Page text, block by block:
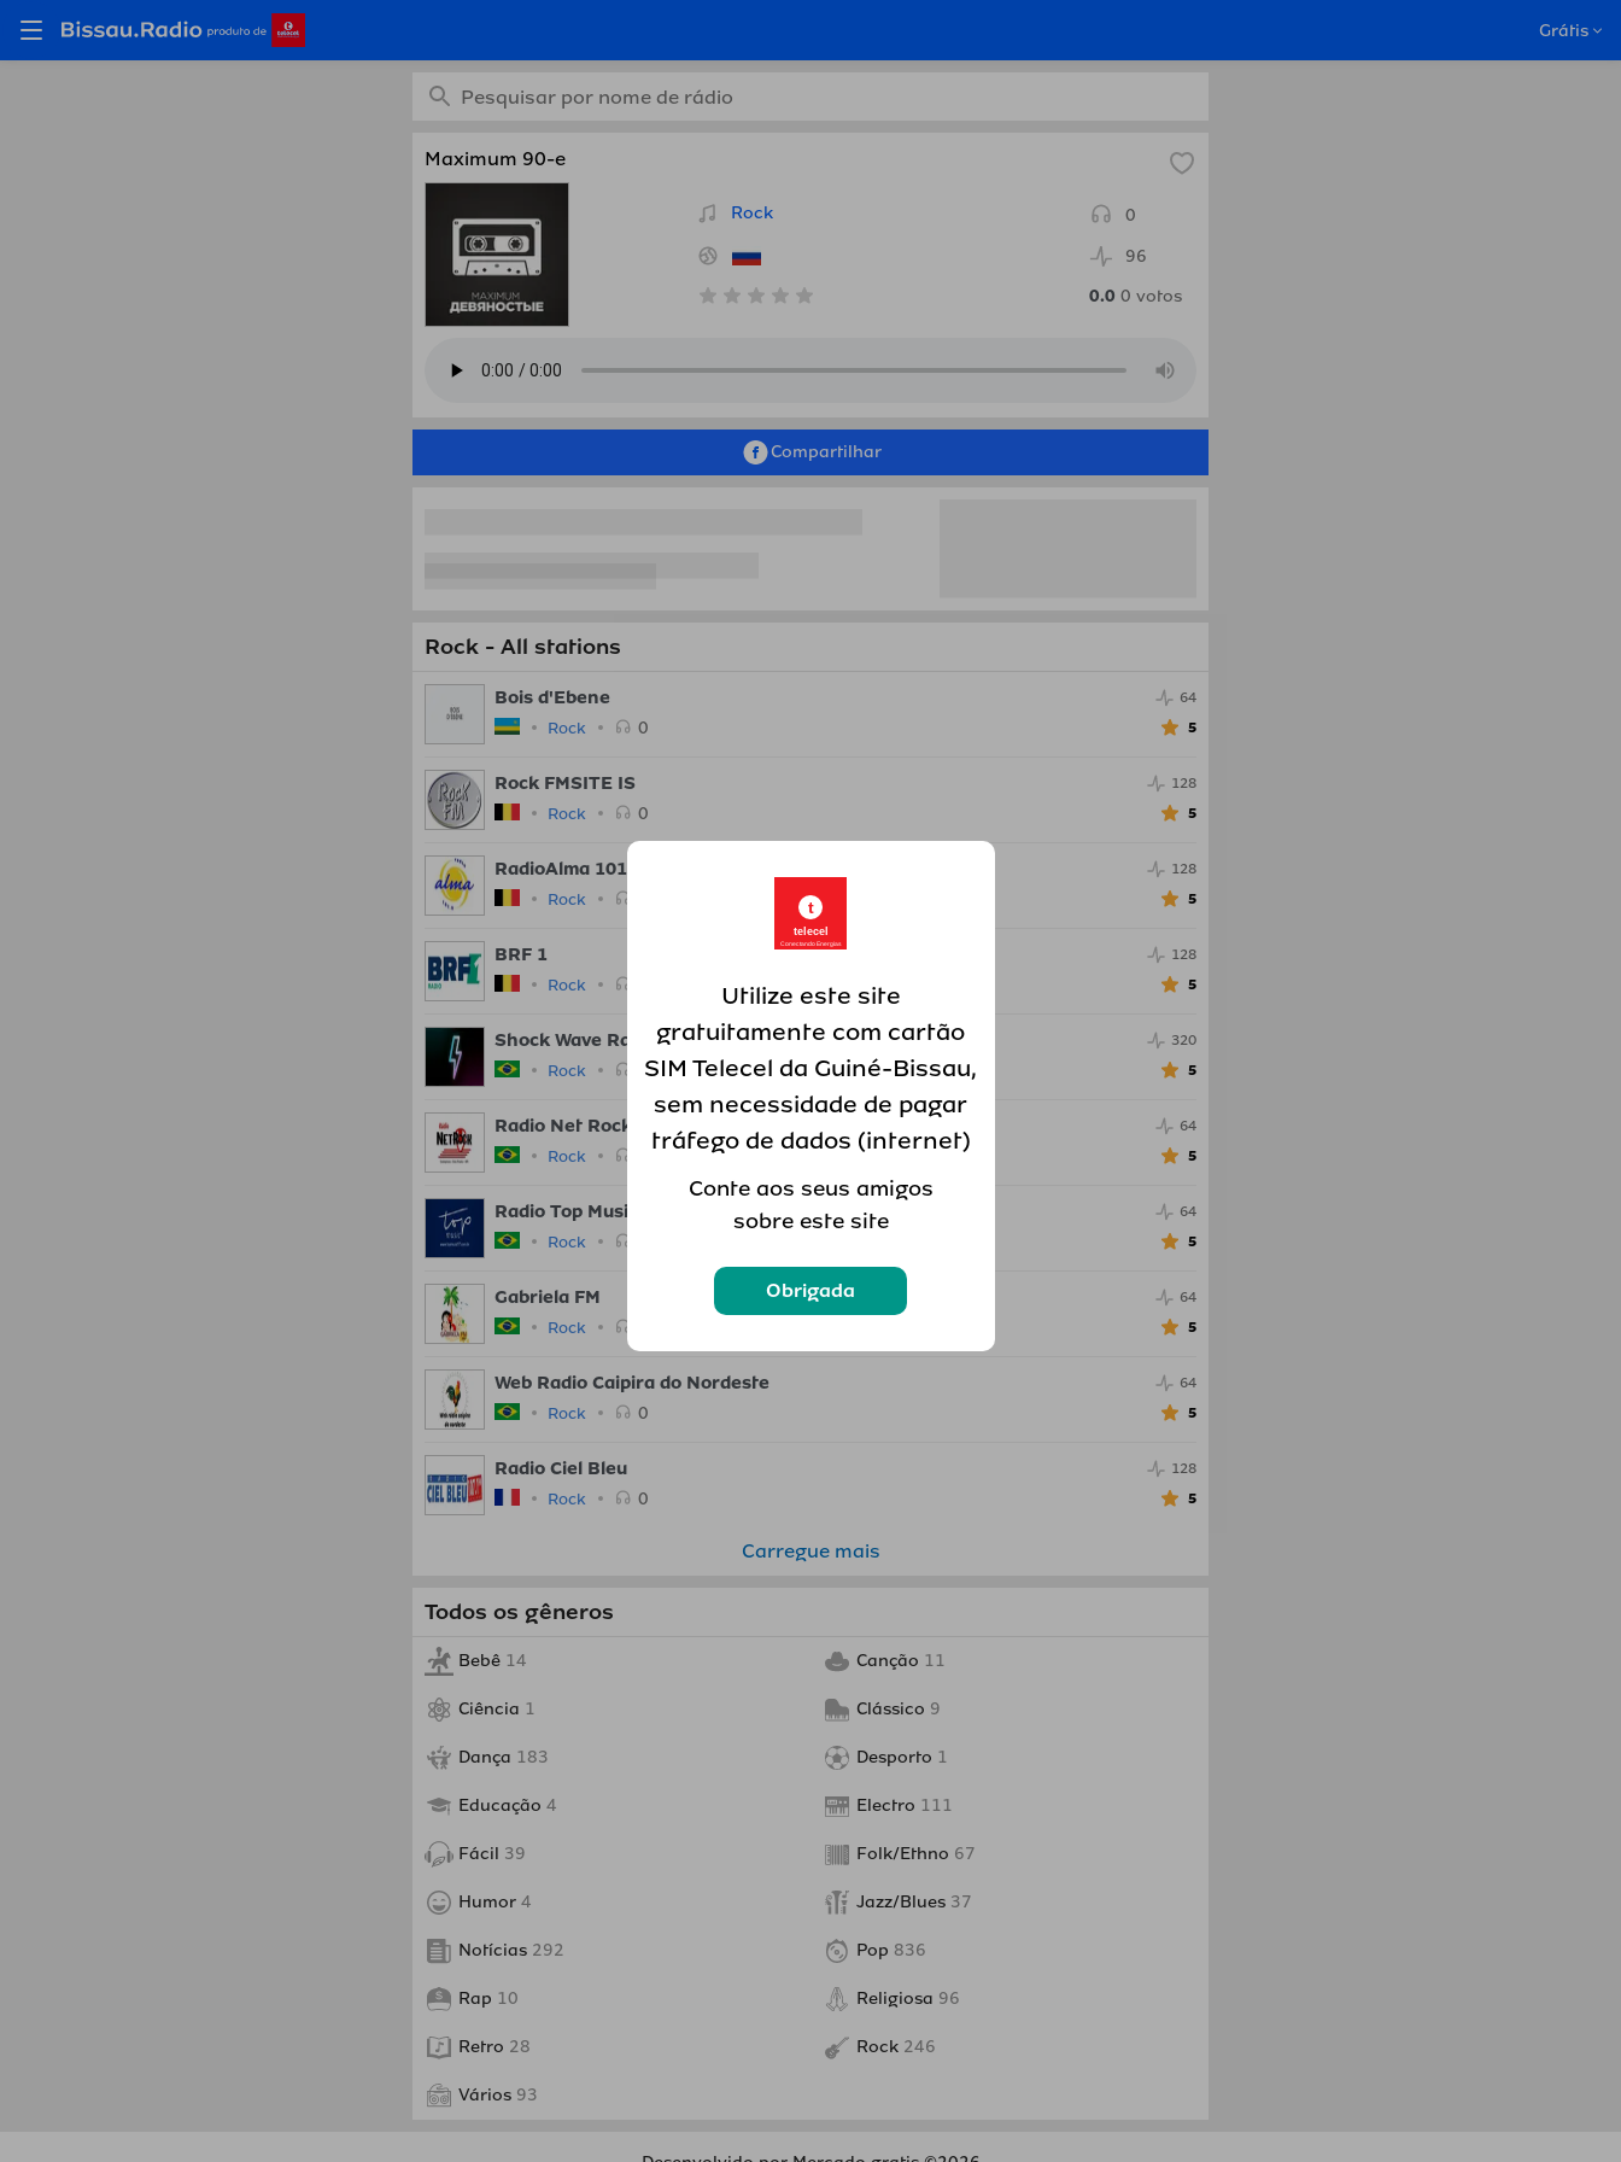
Grátis
Maximum 90-e
Rock
0
96
0.0 0 votos
Compartilhar
Rock - All stations
Bois d'Ebene
Rock 0
64
5
Rock FMSITE IS
Rock 0
128
5
RadioAlma 101.9
Rock
128
5
BRF 1
Rock
128
5
Shock Wave Radio
Rock 0
320
5
Radio Net Rock
Rock
64
5
Radio Top Music FM
Rock
64
5
Gabriela FM
Rock
64
5
Web Radio Caipira do Nordeste
Rock 0
64
5
Radio Ciel Bleu
Rock 0
128
5
Carregue mais
Todos os gêneros
Bebê 14 Canção 11
Ciência 1 Clássico 9
Dança 183 Desporto 1
Educação 4 Electro 111
Fácil 39 Folk/Ethno 67
Humor 4 Jazz/Blues 37
Notícias 292 Pop 836
Rap 10 Religiosa 96
Retro 28 Rock 246
Vários 93
t
telecel
Conectando Energias
Utilize este site
gratuitamente com cartão
SIM Telecel da Guiné-Bissau,
sem necessidade de pagar
tráfego de dados (internet)
Conte aos seus amigos
sobre este site
Obrigada